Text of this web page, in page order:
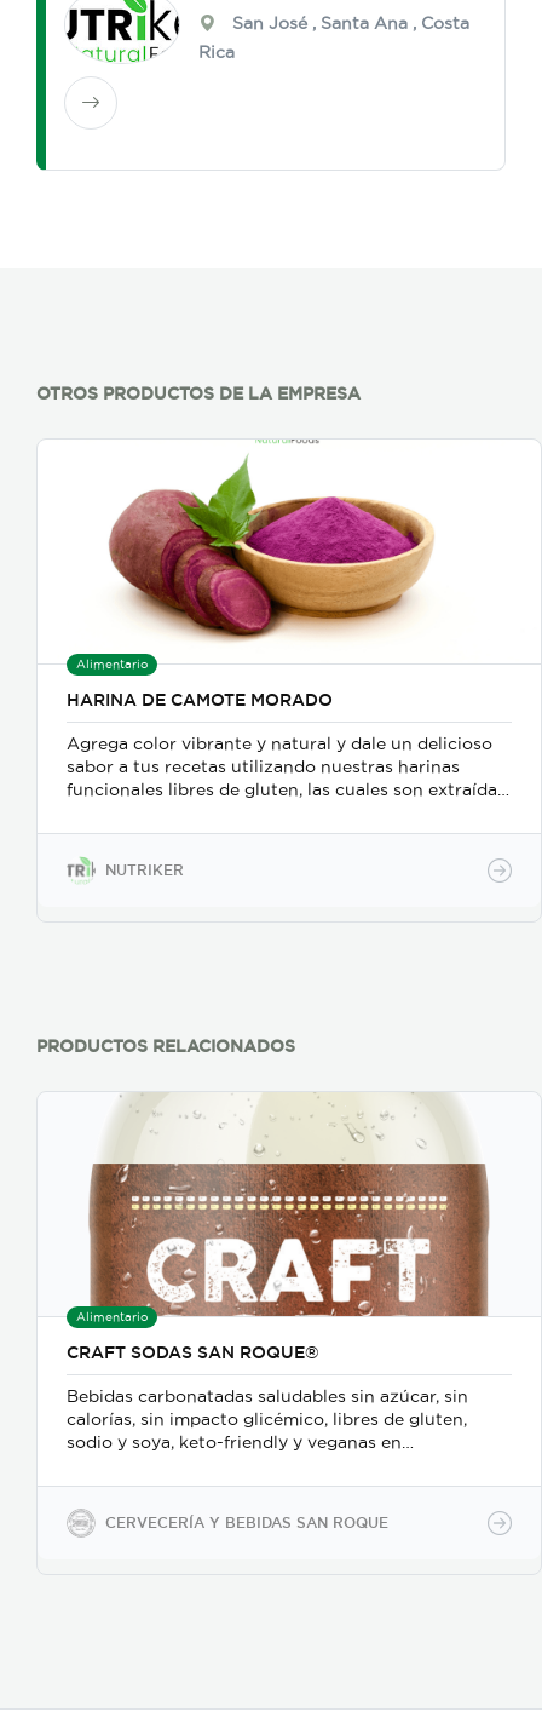
San José , Santa Ana , Costa
Rica
OTROS PRODUCTOS DE LA EMPRESA
Alimentario
HARINA DE CAMOTE MORADO
Agrega color vibrante y natural y dale un delicioso
sabor a tus recetas utilizando nuestras harinas
funcionales libres de gluten, las cuales son extraídas
el camote del pulpa morada. Valor Nutricional:
naturalmente rica en antioxidantes, vitaminas,
carbohidratos valiosos, fibra, proteína vegetal y
a bowls de avena o yogurt, etc... Aditivo o
el valor nutricional del producto final.
Presentaciones: Paquetes individuales de 16 oz (453
gr o 1LB) bolsa tipo Doy Pack 24*17cm, con zipper,
de cubierta interna para protección y durabilidad del
producto. Sacos de 25 kg para consumo industrial.
NUTRIKER
PRODUCTOS RELACIONADOS
Alimentario
CRAFT SODAS SAN ROQUE®
Bebidas carbonatadas saludables sin azúcar, sin
calorías, sin impacto glicémico, libres de gluten,
sodio y soya, keto-friendly y veganas en
en PET.
CERVECERÍA Y BEBIDAS SAN ROQUE